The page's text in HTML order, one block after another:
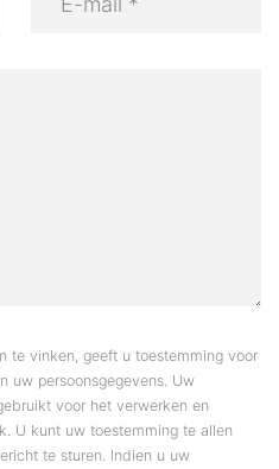
te vinken, geeft u toestemming voor
uw persoonsgegevens. Uw
voor het verwerken en
U kunt uw toestemming te allen
te sturen. Indien u uw